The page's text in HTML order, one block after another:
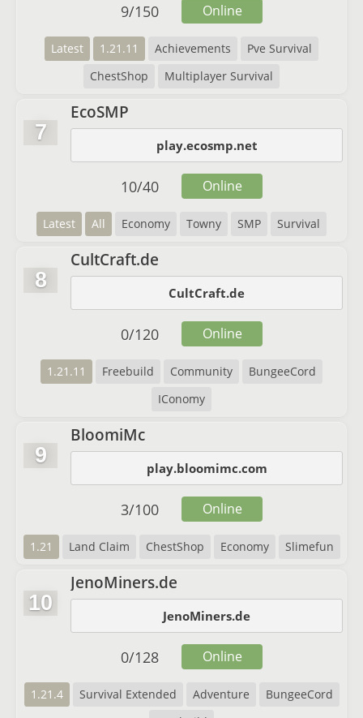
Latest 1.21.11 Achievements
Pve Survival
ChestShop
Multiplayer Survival
9/150 Online
7
EcoSMP
play.ecosmp.net
Latest All Economy Towny SMP Survival
10/40 Online
8
CultCraft.de
CultCraft.de
1.21.11 Freebuild Community
BungeeCord
IConomy
0/120 Online
9
BloomiMc
play.bloomimc.com
1.21 Land Claim ChestShop Economy Slimefun
3/100 Online
10
JenoMiners.de
JenoMiners.de
1.21.4 Survival Extended Adventure
BungeeCord
0/128 Online